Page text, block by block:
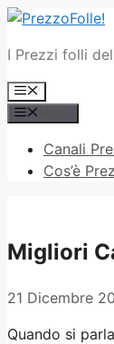
Vai
contenuto
I Prezzi folli
Menu
Canali
Cos’è
Migliori
21 Dicembre
Quando si